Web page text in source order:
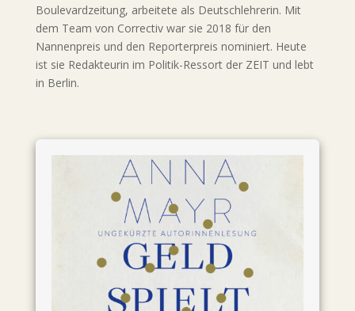
Boulevardzeitung, arbeitete als Deutschlehrerin. Mit
dem Team von Correctiv war sie 2018 für den
Nannenpreis und den Reporterpreis nominiert. Heute
ist sie Redakteurin im Politik-Ressort der ZEIT und lebt
in Berlin.